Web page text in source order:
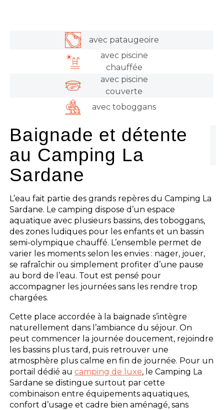
avec pataugeoire
avec piscine
chauffée
avec piscine
couverte
avec toboggans
Baignade et détente
au Camping La
Sardane
L’eau fait partie des grands repères du Camping La
Sardane. Le camping dispose d’un espace
aquatique avec plusieurs bassins, des toboggans,
des zones ludiques pour les enfants et un bassin
semi-olympique chauffé. L’ensemble permet de
varier les moments selon les envies : nager, jouer,
se rafraîchir ou simplement profiter d’une pause
au bord de l’eau. Tout est pensé pour
accompagner les journées sans les rendre trop
chargées.
Cette place accordée à la baignade s’intègre
naturellement dans l’ambiance du séjour. On
peut commencer la journée doucement, rejoindre
les bassins plus tard, puis retrouver une
atmosphère plus calme en fin de journée. Pour un
portail dédié aucamping de luxe, le Camping La
Sardane se distingue surtout par cette
combinaison entre équipements aquatiques,
confort d’usage et cadre bien aménagé, sans